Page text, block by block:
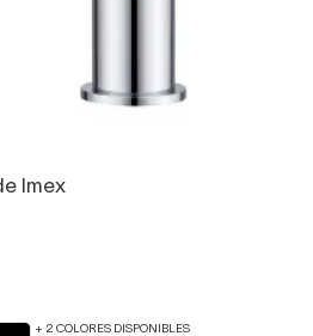
Imex
+ 2 COLORES DISPONIBLES